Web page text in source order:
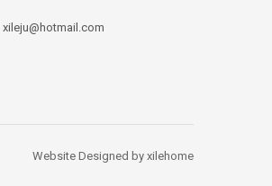
房价刷新记录：跌幅
xileju@hotmail.com
Website Designed by xilehome